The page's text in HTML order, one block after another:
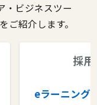
・ビジネスツー
ご紹介します。
採
eラーニング